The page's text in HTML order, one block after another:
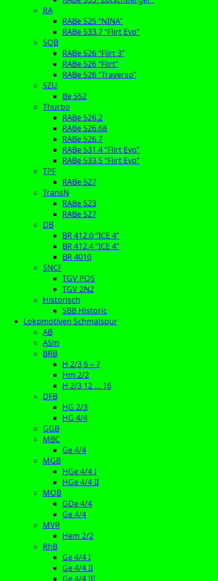
RA
RABe 525 “NINA”
RABe 533.7 “Flirt Evo”
SOB
RABe 526 “Flirt 3”
RABe 526 “Flirt”
RABe 526 “Traverso”
SZU
Be 552
Thurbo
RABe 526.2
RABe 526.68
RABe 526.7
RABe 531.4 “Flirt Evo”
RABe 533.5 “Flirt Evo”
TPF
RABe 527
TransN
RABe 523
RABe 527
DB
BR 412.0 “ICE 4”
BR 412.4 “ICE 4”
BR 4010
SNCF
TGV POS
TGV 2N2
Historisch
SBB Historic
Lokomotiven Schmalspur
AB
ASm
BRB
H 2/3 6 – 7
Hm 2/2
H 2/3 12 … 16
DFB
HG 2/3
HG 4/4
GGB
MBC
Ge 4/4
MGB
HGe 4/4 I
HGe 4/4 II
MOB
GDe 4/4
Ge 4/4
MVR
Hem 2/2
RhB
Ge 4/4 I
Ge 4/4 II
Ge 4/4 III